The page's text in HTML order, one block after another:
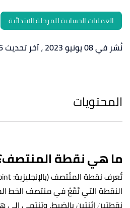
العمليات الحسابية للمرحلة الابتدائية
نُشر في 08 يونيو 2023
، آخر تحديث 06 يوليو 2023
المحتويات
ما هي نقطة
النقطة التي تَقَعُ في منتصف الخط